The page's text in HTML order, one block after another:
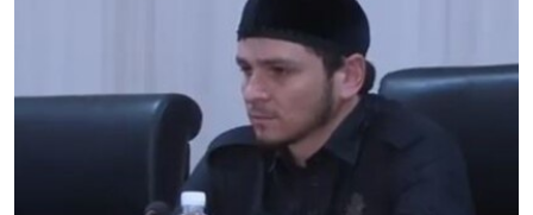
РАСПИСАНИЕ ВЕЩАНИЯ
ПОДПИШИТЕСЬ НА РАССЫЛКУ